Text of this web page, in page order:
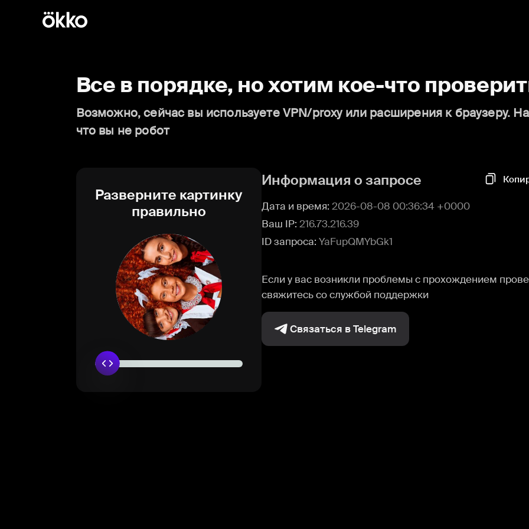
Все в порядке, но хотим кое-что
Возможно, сейчас вы используете VPN/proxy или расширения к браузеру.
что вы не робот
Разверните картинку
правильно
Информация о запросе
Дата и время: 2026-08-08 00:36:34 +0000
Ваш IP: 216.73.216.39
ID запроса: YaFupQMYbGk1
Если у вас возникли проблемы с прохождением
свяжитесь со службой поддержки
Связаться в Telegram